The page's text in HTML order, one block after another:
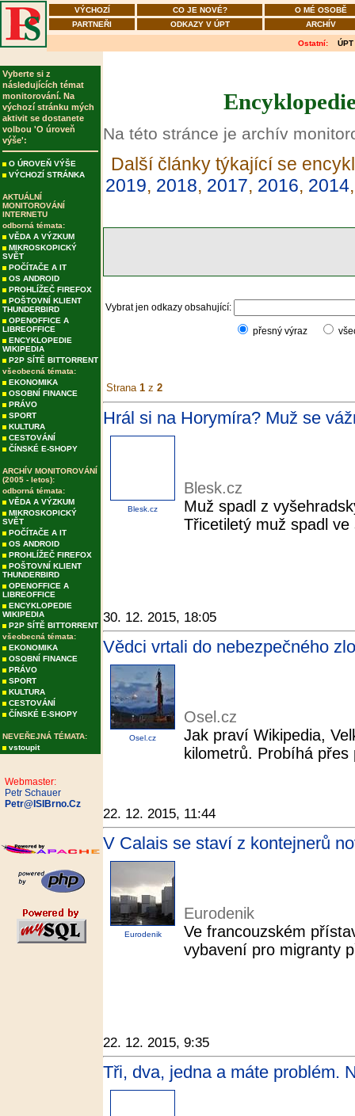
VÝCHOZÍ CO JE NOVÉ?
O MÉ OSOBĚ
PARTNEŘI
ODKAZY V ÚPT ARCHÍV
Ostatní: ÚPT
Vyberte si z
následujících témat
monitorování. Na
výchozí stránku mých
aktivit se dostanete
volbou 'O úroveň
výše':
O ÚROVEŇ VÝŠE
VÝCHOZÍ STRÁNKA
AKTUÁLNÍ
MONITOROVÁNÍ
INTERNETU
odborná témata:
VĚDA A VÝZKUM
MIKROSKOPICKÝ
SVĚT
POČÍTAČE A IT
OS ANDROID
PROHLÍŽEČ FIREFOX
POŠTOVNÍ KLIENT
THUNDERBIRD
OPENOFFICE A
LIBREOFFICE
ENCYKLOPEDIE
WIKIPEDIA
P2P SÍTĚ BITTORRENT
všeobecná témata:
EKONOMIKA
OSOBNÍ FINANCE
PRÁVO
SPORT
KULTURA
CESTOVÁNÍ
ČÍNSKÉ E-SHOPY
ARCHÍV MONITOROVÁNÍ
(2005 - letos):
odborná témata:
VĚDA A VÝZKUM
MIKROSKOPICKÝ
SVĚT
POČÍTAČE A IT
OS ANDROID
PROHLÍŽEČ FIREFOX
POŠTOVNÍ KLIENT
THUNDERBIRD
OPENOFFICE A
LIBREOFFICE
ENCYKLOPEDIE
WIKIPEDIA
P2P SÍTĚ BITTORRENT
všeobecná témata:
EKONOMIKA
OSOBNÍ FINANCE
PRÁVO
SPORT
KULTURA
CESTOVÁNÍ
ČÍNSKÉ E-SHOPY
NEVEŘEJNÁ TÉMATA:
vstoupit
Webmaster:
Petr Schauer
Petr@ISIBrno.Cz
Na této stránce je archív
Další články týkající se
2019, 2018, 2017, 2016, 2014
Vybrat jen odkazy obsahující:
přesný výraz
Strana 1 z 2
Hrál si na Horymíra? Muž se
Blesk.cz
Blesk.cz
Muž spadl z
Třicetiletý muž spadl
30. 12. 2015, 18:05
Vědci vrtali do nebezpečného
Osel.cz
Osel.cz
Jak praví Wikipedia,
kilometrů. Probíhá
22. 12. 2015, 11:44
V Calais se staví z kontejnerů
Eurodenik
Eurodenik
Ve francouzském
vybavení pro migranty
22. 12. 2015, 9:35
Tři, dva, jedna a máte problém.